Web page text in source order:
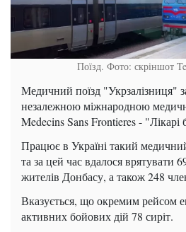
Поїзд. Фото: скріншот
Медичний поїзд "Укрзалізниця"
незалежною міжнародною
Medecins Sans Frontieres - "Лікарі
Працює в Україні такий
та за цей час вдалося врятувати
жителів Донбасу, а також 248
Вказується, що окремим рейсом
активних бойових дій 78 сиріт.